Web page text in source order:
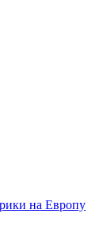
на Европу